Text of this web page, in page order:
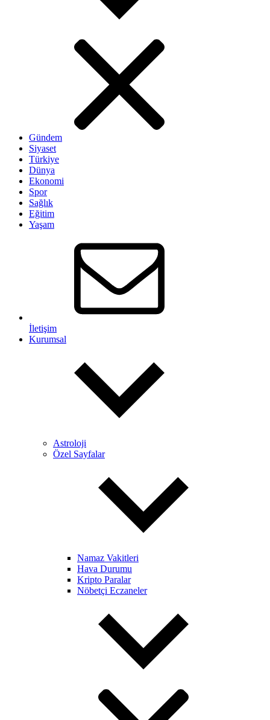
Gündem
Siyaset
Türkiye
Dünya
Ekonomi
Spor
Sağlık
Eğitim
Yaşam
İletişim
Kurumsal
Astroloji
Özel Sayfalar
Namaz Vakitleri
Hava Durumu
Kripto Paralar
Nöbetçi Eczaneler